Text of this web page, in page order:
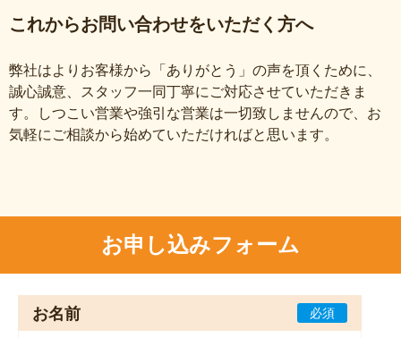
これからお問い合わせをいただく方へ
弊社はよりお客様から「ありがとう」の声を頂くために、
誠心誠意、スタッフ一同丁寧にご対応させていただきま
す。しつこい営業や強引な営業は一切致しませんので、お
気軽にご相談から始めていただければと思います。
お申し込みフォーム
お名前 必須